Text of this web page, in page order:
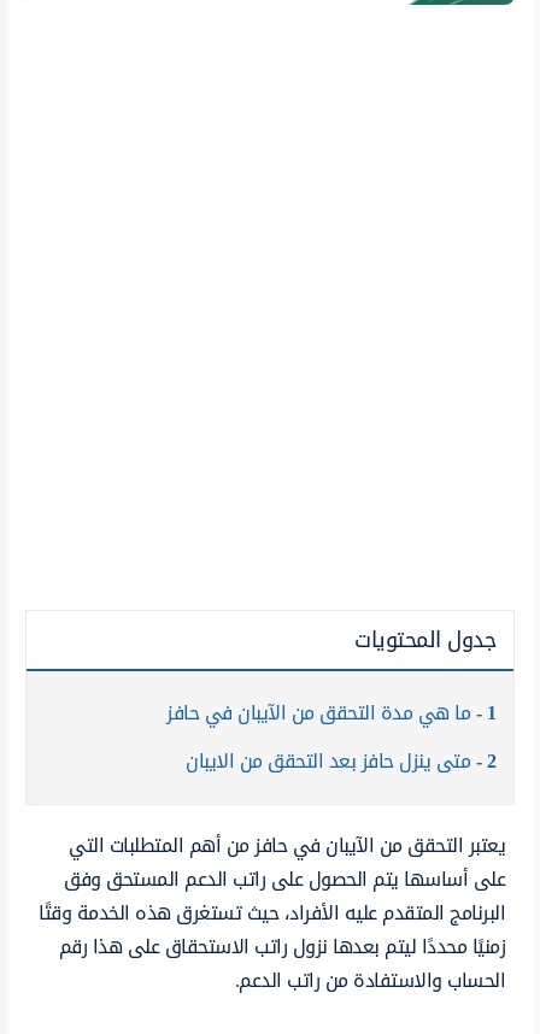
جدول المحتويات
1 ما هي مدة التحقق من الآيبان في حافز
2 متى ينزل حافز بعد التحقق من الايبان
يعتبر التحقق من الآيبان في حافز من أهم المتطلبات التي
على أساسها يتم الحصول على راتب الدعم المستحق وفق
البرنامج المتقدم عليه الأفراد، حيث تستغرق هذه الخدمة وقتًا
زمنيًا محددًا ليتم بعدها نزول راتب الاستحقاق على هذا رقم
الحساب والاستفادة من راتب الدعم.